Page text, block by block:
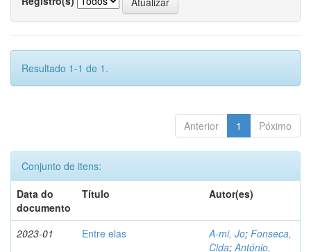
Resultado 1-1 de 1.
Anterior 1 Póximo
Conjunto de itens:
Data do
documento
Título Autor(es)
2023-01 Entre elas A-mi, Jo; Fonseca,
Cida;António,